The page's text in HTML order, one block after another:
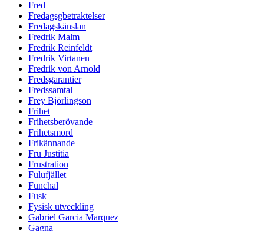
Fred
Fredagsgbetraktelser
Fredagskänslan
Fredrik Malm
Fredrik Reinfeldt
Fredrik Virtanen
Fredrik von Arnold
Fredsgarantier
Fredssamtal
Frey Björlingson
Frihet
Frihetsberövande
Frihetsmord
Frikännande
Fru Justitia
Frustration
Fulufjället
Funchal
Fusk
Fysisk utveckling
Gabriel Garcia Marquez
Gagna